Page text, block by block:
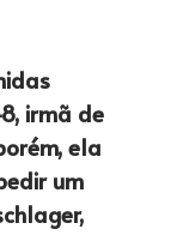
irmã de
ela
um